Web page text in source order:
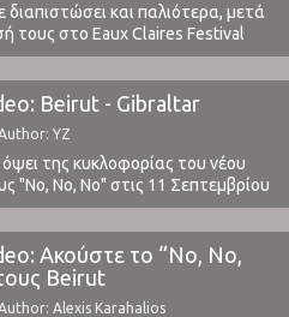
διαπιστώσει και παλιότερα, μετά
τους στο Eaux Claires Festival
οι National, μας έδωσαν την
έχουν φθάσει στο τέλος ενός
την αίσθηση ότι χρειάζεται να
κάποια νέα μονοπάτια για
το ανάλογο ενδιαφέρον
ο κόσμος ...
Beirut - Gibraltar
YZ
της κυκλοφορίας του νέου
"No, No, No" στις 11 Σεπτεμβρίου
Records, μοιράστηκαν μαζί μας νέο
Gibraltar είναι το δεύτερο single
No και μπορείτε να το ακούσετε
γνώριμό τους στυλ, δε θα
άρεσε ...
Ακούστε το “No, No,
Beirut
Alexis Karahalios